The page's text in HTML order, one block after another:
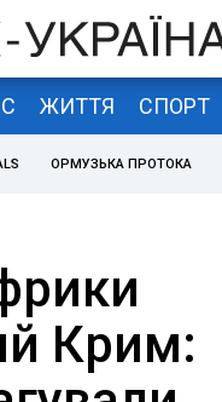
ЖИТТЯ СПОРТ
ОРМУЗЬКА ПРОТОКА
Крим: